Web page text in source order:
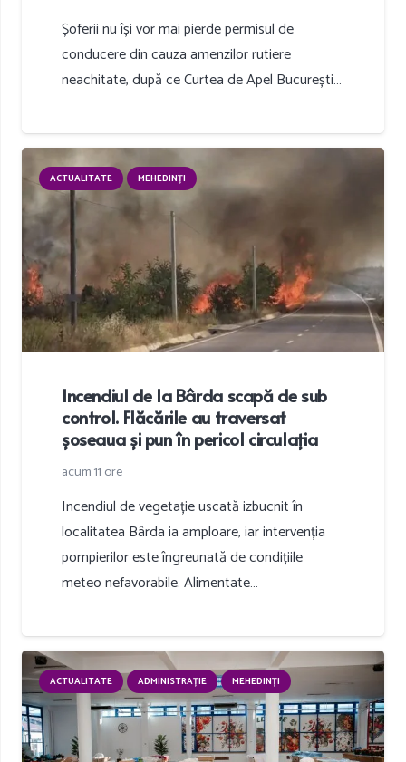
Șoferii nu își vor mai pierde permisul de
conducere din cauza amenzilor rutiere
neachitate, după ce Curtea de Apel București…
ACTUALITATE MEHEDINȚI
Incendiul de la Bârda scapă de sub
control. Flăcările au traversat
șoseaua și pun în pericol circulația
acum 11 ore
Incendiul de vegetație uscată izbucnit în
localitatea Bârda ia amploare, iar intervenția
pompierilor este îngreunată de condițiile
meteo nefavorabile. Alimentate…
ACTUALITATE ADMINISTRAȚIE MEHEDINȚI